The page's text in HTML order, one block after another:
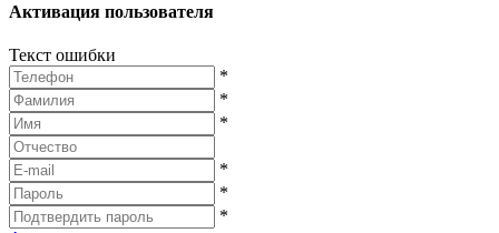
Активация пользователя
Текст ошибки
*
*
*
*
*
*